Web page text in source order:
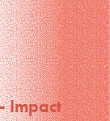
Impact